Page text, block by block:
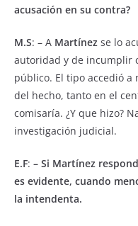
acusación en su contra?
M.S: – A Martínez se lo
autoridad y de incumplir
público. El tipo accedió a
del hecho, tanto en el
comisaría. ¿Y que hizo?
investigación judicial.
E.F: – Si Martínez
es evidente, cuando
la intendenta.